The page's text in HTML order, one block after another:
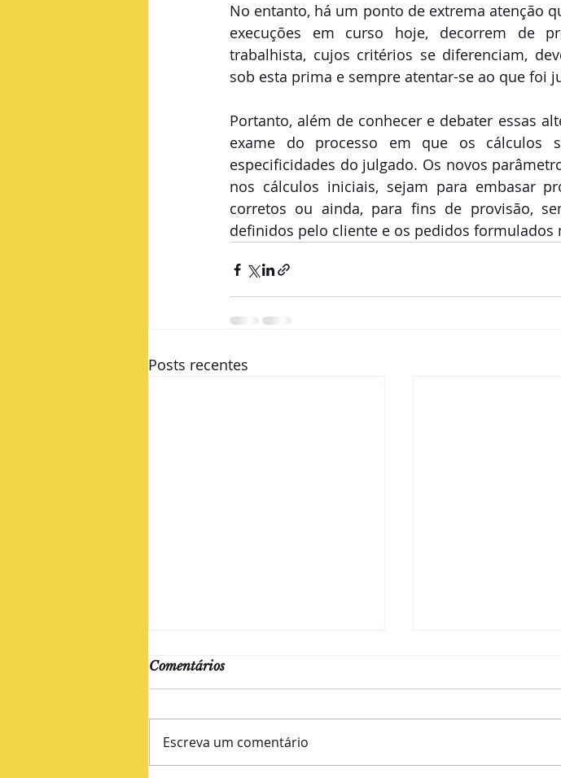
No entanto, há um ponto de extrema atenção
execuções em curso hoje, decorrem de
trabalhista, cujos critérios se diferenciam,
sob esta prima e sempre atentar-se ao que foi
Portanto, além de conhecer e debater essas
exame do processo em que os cálculos
especificidades do julgado. Os novos
nos cálculos iniciais, sejam para embasar
corretos ou ainda, para fins de provisão,
definidos pelo cliente e os pedidos formulados
Posts recentes
Comentários
Escreva um comentário